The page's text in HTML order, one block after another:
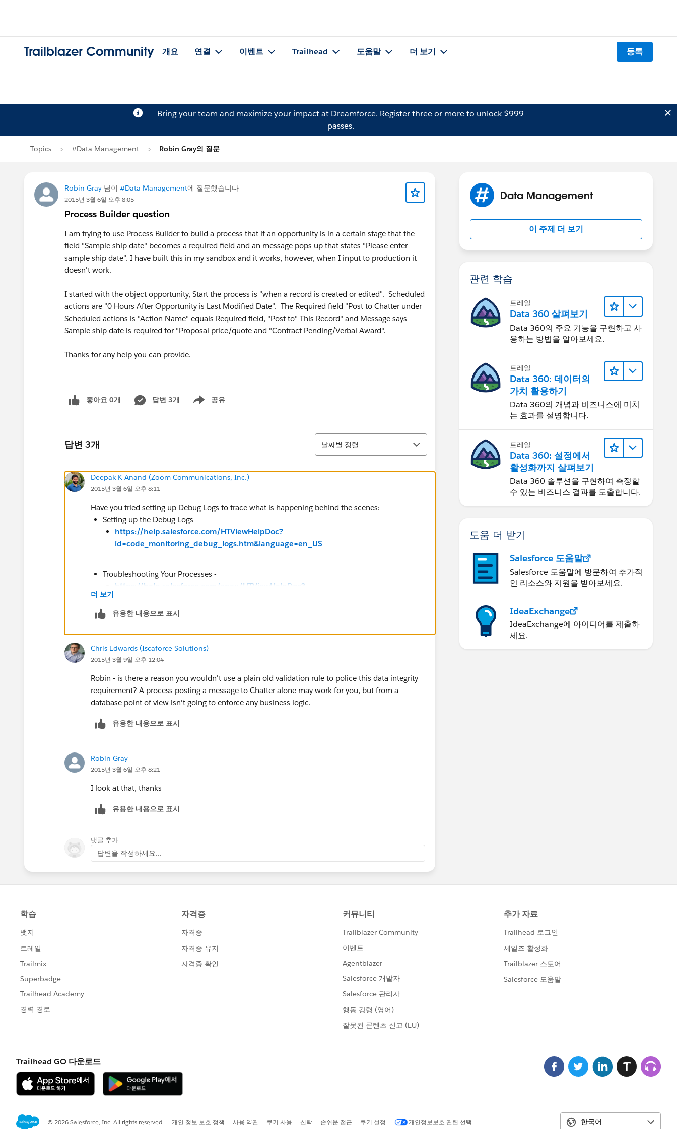
Trailblazer Community 개요 연결 이벤트 Trailhead 도움말 더 보기 등록
Bring your team and maximize your impact at Dreamforce. Registerthree or more to unlock $999
passes.
Topics #Data Management Robin Gray의 질문
Robin Gray 님이 #Data Management에 질문했습니다
2015년 3월 6일 오후 8:05
Process Builder question
I am trying to use Process Builder to build a process that if an opportunity is in a certain stage that the
field "Sample ship date" becomes a required field and an message pops up that states "Please enter
sample ship date". I have built this in my sandbox and it works, however, when I input to production it
doesn't work.
I started with the object opportunity, Start the process is "when a record is created or edited". Scheduled
actions are "0 Hours After Opportunity is Last Modified Date". The Required field "Post to Chatter under
Scheduled actions is "Action Name" equals Required field, "Post to" This Record" and Message says
Sample ship date is required for "Proposal price/quote and "Contract Pending/Verbal Award".
Thanks for any help you can provide.
좋아요 0개 답변 3개 공유
Show menu
답변 3개
정렬
날짜별 정렬
Deepak K Anand (‎‎‎‎‎‎Zoom Communications, Inc.)
2015년 3월 6일 오후 8:11
Have you tried setting up Debug Logs to trace what is happening behind the scenes:
Setting up the Debug Logs -
https://help.salesforce.com/HTViewHelpDoc?
id=code_monitoring_debug_logs.htm&language=en_US
Troubleshooting Your Processes -
https://help.salesforce.com/apex/HTViewHelpDoc?
더 보기
유용한 내용으로 표시
Chris Edwards (Iscaforce Solutions)
2015년 3월 9일 오후 12:04
Robin - is there a reason you wouldn't use a plain old validation rule to police this data integrity
requirement? A process posting a message to Chatter alone may work for you, but from a
database point of view isn't going to enforce any business logic.
유용한 내용으로 표시
Robin Gray
2015년 3월 6일 오후 8:21
I look at that, thanks
유용한 내용으로 표시
댓글 추가
답변을 작성하세요...
Data Management
이 주제 더 보기
관련 학습
트레일
Data 360 살펴보기
Data 360의 주요 기능을 구현하고 사
용하는 방법을 알아보세요.
트레일
Data 360: 데이터의
가치 활용하기
Data 360의 개념과 비즈니스에 미치
는 효과를 설명합니다.
트레일
Data 360: 설정에서
활성화까지 살펴보기
Data 360 솔루션을 구현하여 측정할
수 있는 비즈니스 결과를 도출합니다.
도움 더 받기
Salesforce 도움말
Salesforce 도움말에 방문하여 추가적
인 리소스와 지원을 받아보세요.
IdeaExchange
IdeaExchange에 아이디어를 제출하
세요.